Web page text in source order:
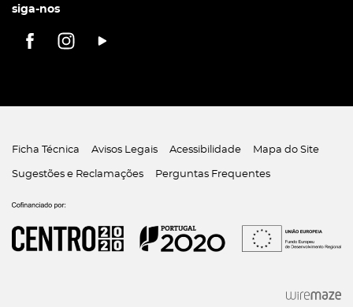
siga-nos
Ficha Técnica Avisos Legais Acessibilidade Mapa do Site
Sugestões e Reclamações Perguntas Frequentes